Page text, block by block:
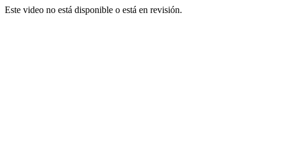
Este video no está disponible o está en revisión.